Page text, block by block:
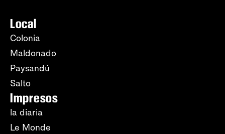
Local
Colonia
Maldonado
Paysandú
Salto
Impresos
la diaria
Le Monde